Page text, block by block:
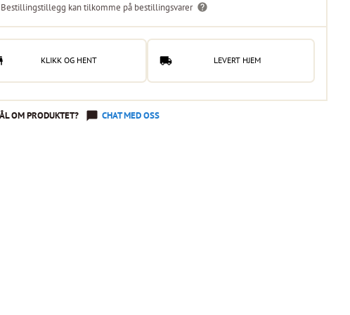
Bestillingstillegg kan tilkomme på bestillingsvarer
KLIKK OG HENT LEVERT HJEM
OM PRODUKTET? CHAT MED OSS